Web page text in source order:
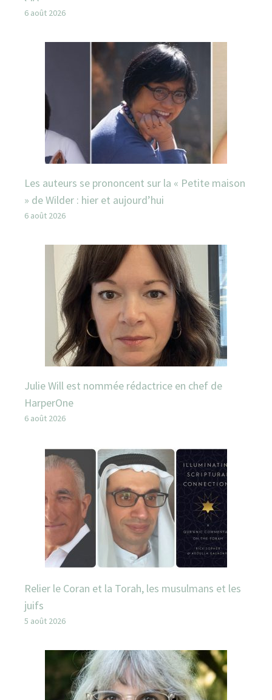
6 août 2026
Les auteurs se prononcent sur la « Petite maison
» de Wilder : hier et aujourd’hui
6 août 2026
Julie Will est nommée rédactrice en chef de
HarperOne
6 août 2026
Relier le Coran et la Torah, les musulmans et les
juifs
5 août 2026